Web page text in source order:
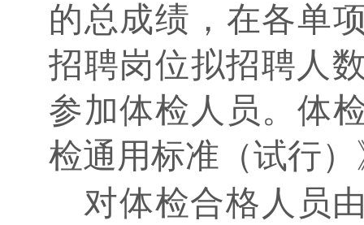
的总成绩，在各单
招聘岗位拟招聘人
参加体检人员。体
检通用标准（试行
对体检合格人员